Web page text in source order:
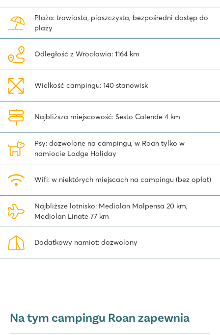
wakacji nad Jeziorem Maggiore!
Plaża: trawiasta, piaszczysta, bezpośredni dostęp do
plaży
Odległość z Wrocławia: 1164 km
Wielkość campingu: 140 stanowisk
Najbliższa miejscowość: Sesto Calende 4 km
Psy: dozwolone na campingu, w Roan tylko w
namiocie Lodge Holiday
Wifi: w niektórych miejscach na campingu (bez opłat)
Najbliższe lotnisko: Mediolan Malpensa 20 km,
Mediolan Linate 77 km
Dodatkowy namiot: dozwolony
Na tym campingu Roan zapewnia